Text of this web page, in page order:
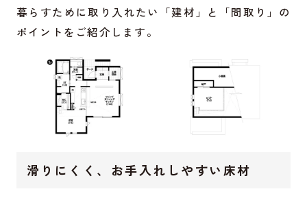
暮らすために取り入れたい「建材」と「間取り」の
ポイントをご紹介します。
滑りにくく、お手入れしやすい床材